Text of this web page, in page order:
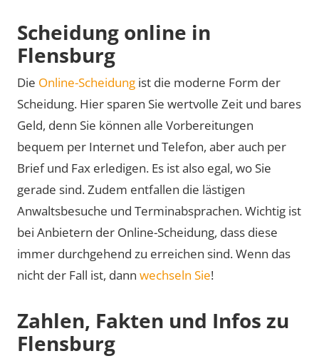
Scheidung online in
Flensburg
Die Online-Scheidung ist die moderne Form der
Scheidung. Hier sparen Sie wertvolle Zeit und bares
Geld, denn Sie können alle Vorbereitungen
bequem per Internet und Telefon, aber auch per
Brief und Fax erledigen. Es ist also egal, wo Sie
gerade sind. Zudem entfallen die lästigen
Anwaltsbesuche und Terminabsprachen. Wichtig ist
bei Anbietern der Online-Scheidung, dass diese
immer durchgehend zu erreichen sind. Wenn das
nicht der Fall ist, dann wechseln Sie!
Zahlen, Fakten und Infos zu
Flensburg